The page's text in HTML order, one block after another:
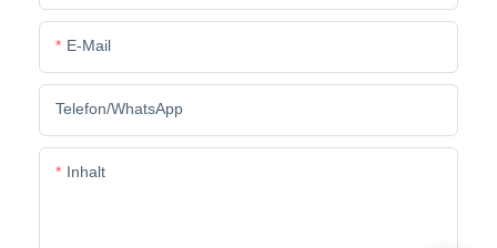
E-Mail
Telefon/WhatsApp
Inhalt